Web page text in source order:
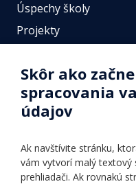
Úspechy školy
Projekty
Fotogalérie
Identifikačné údaje
Úradné hodiny
Vnútorný poriadok
Skôr ako
spracovania
údajov
Ak navštívite stránku,
vám vytvorí malý textový
prehliadači. Ak rovnakú